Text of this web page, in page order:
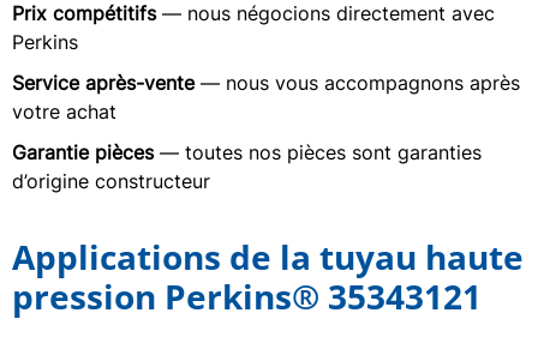
Prix compétitifs— nous négocions directement avec
Perkins
Service après-vente— nous vous accompagnons après
votre achat
Garantie pièces— toutes nos pièces sont garanties
d’origine constructeur
Applications de la tuyau haute
pression Perkins® 35343121